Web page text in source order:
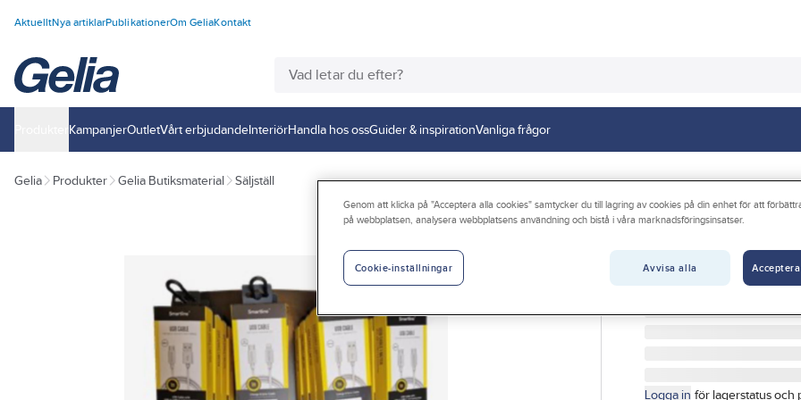
AktuelltNya artiklarPublikationerOm GeliaKontakt
KampanjerOutletVårt erbjudandeInteriörHandla hos ossGuider & inspirationVanliga frågor
Gelia Produkter Gelia Butiksmaterial Säljställ
SMARTLINE
Bänkdisplay,
BUTIKSSTÄLL FÖR
Logga in för lagerstatus och
Genom att klicka på "Acceptera alla cookies" samtycker du till lagring av cookies på din enhet för att
på webbplatsen, analysera webbplatsens användning och bistå i våra marknadsföringsinsatser.
Avvisa alla
Cookie-inställningar